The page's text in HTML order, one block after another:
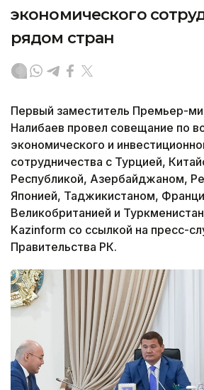
экономического
рядом стран
Первый заместитель Премьер-
Налибаев провел совещание по
экономического и
сотрудничества с Турцией,
Республикой, Азербайджаном,
Японией, Таджикистаном,
Великобританией и
Kazinform со ссылкой на пресс-
Правительства РК.